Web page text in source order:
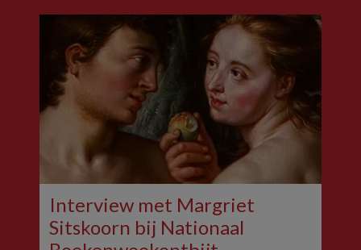
Interview met Margriet
Sitskoorn bij Nationaal